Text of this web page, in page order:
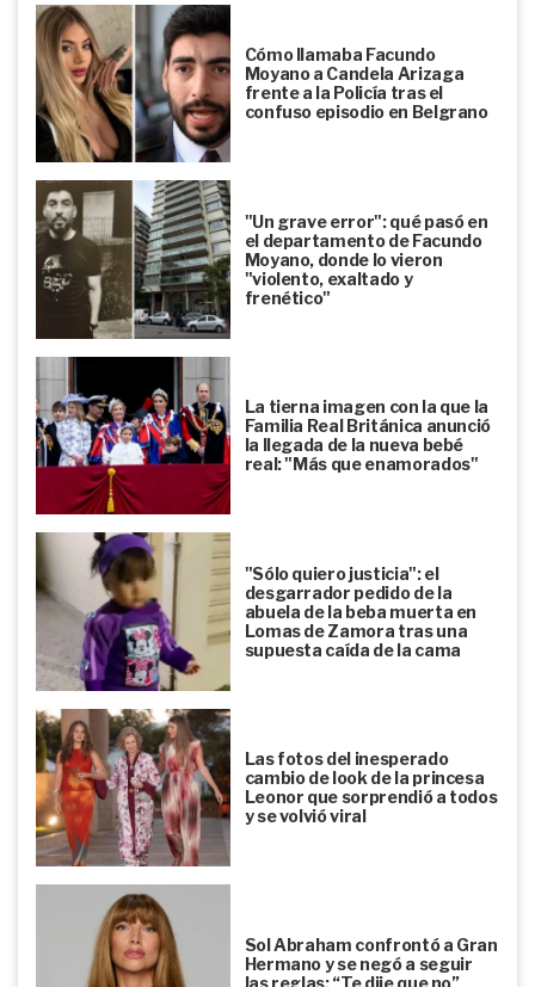
Cómo llamaba Facundo
Moyano a Candela Arizaga
frente a la Policía tras el
confuso episodio en Belgrano
"Un grave error": qué pasó en
el departamento de Facundo
Moyano, donde lo vieron
"violento, exaltado y
frenético"
La tierna imagen con la que la
Familia Real Británica anunció
la llegada de la nueva bebé
real: "Más que enamorados"
"Sólo quiero justicia": el
desgarrador pedido de la
abuela de la beba muerta en
Lomas de Zamora tras una
supuesta caída de la cama
Las fotos del inesperado
cambio de look de la princesa
Leonor que sorprendió a todos
y se volvió viral
Sol Abraham confrontó a Gran
Hermano y se negó a seguir
las reglas: “Te dije que no”